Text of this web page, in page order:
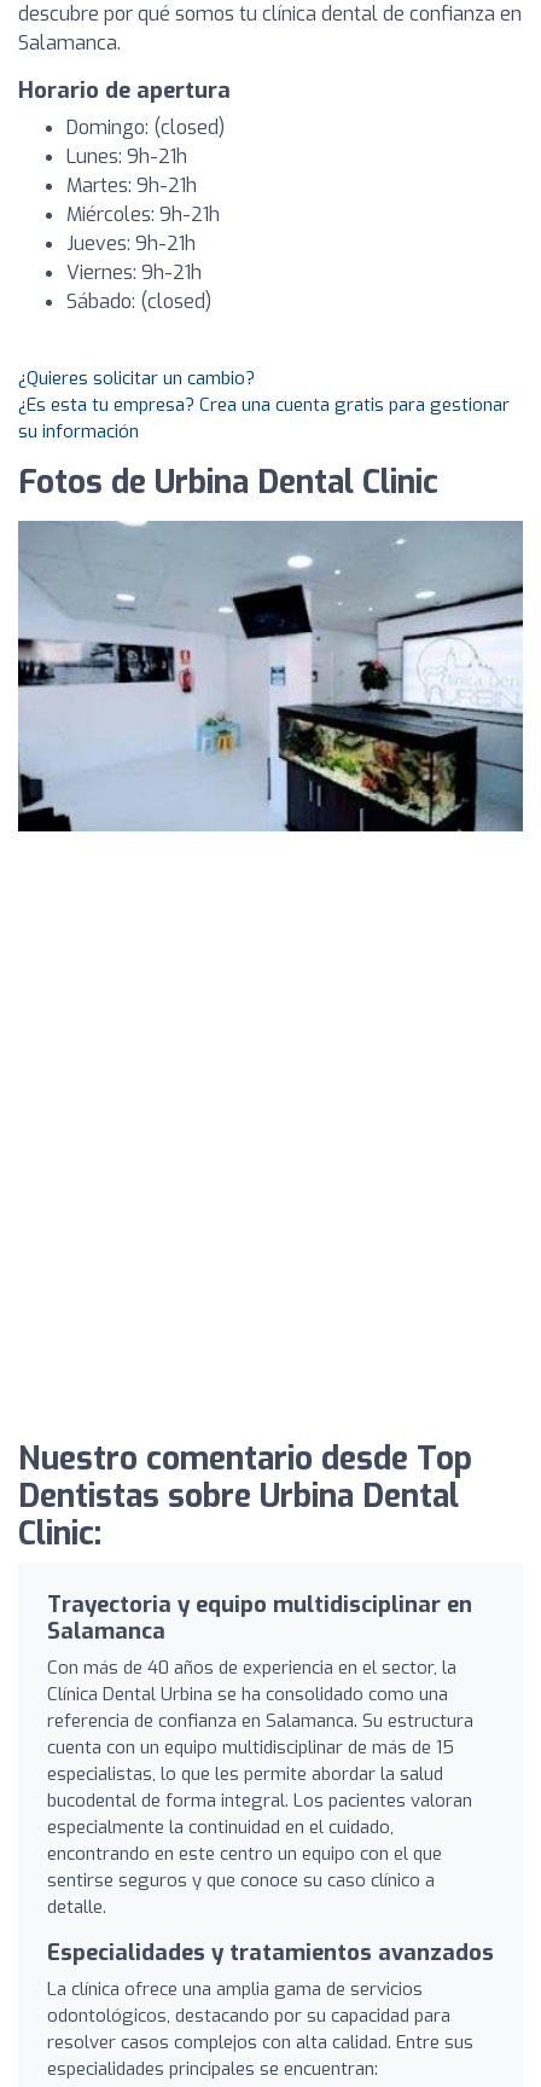
descubre por qué somos tu clínica dental de confianza en
Salamanca.
Horario de apertura
Domingo: (closed)
Lunes: 9h-21h
Martes: 9h-21h
Miércoles: 9h-21h
Jueves: 9h-21h
Viernes: 9h-21h
Sábado: (closed)
¿Quieres solicitar un cambio?
¿Es esta tu empresa? Crea una cuenta gratis para gestionar
su información
Fotos de Urbina Dental Clinic
Nuestro comentario desde Top
Dentistas sobre Urbina Dental
Clinic:
Trayectoria y equipo multidisciplinar en
Salamanca
Con más de 40 años de experiencia en el sector, la
Clínica Dental Urbina se ha consolidado como una
referencia de confianza en Salamanca. Su estructura
cuenta con un equipo multidisciplinar de más de 15
especialistas, lo que les permite abordar la salud
bucodental de forma integral. Los pacientes valoran
especialmente la continuidad en el cuidado,
encontrando en este centro un equipo con el que
sentirse seguros y que conoce su caso clínico a
detalle.
Especialidades y tratamientos avanzados
La clínica ofrece una amplia gama de servicios
odontológicos, destacando por su capacidad para
resolver casos complejos con alta calidad. Entre sus
especialidades principales se encuentran: